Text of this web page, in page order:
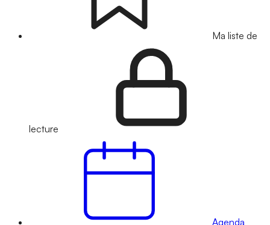
Ma liste de
lecture
Agenda